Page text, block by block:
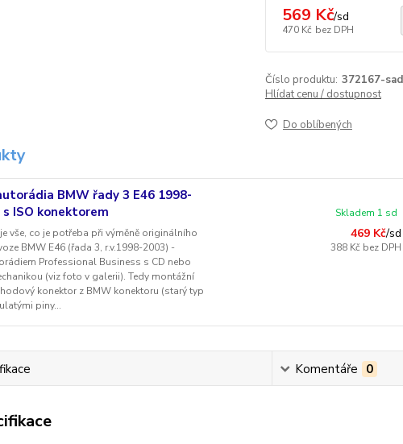
569 Kč/sd
470 Kč bez DPH
Číslo produktu: 372167-
Hlídat cenu / dostupnost
Do oblíbených
BMW řady 3 E46 1998-
ISO konektorem
vše, co je potřeba při výměně originálního
BMW E46 (řada 3, r.v.1998-2003) -
Professional Business s CD nebo
(viz foto v galerii). Tedy montážní
konektor z BMW konektoru (starý typ
piny...
469 Kč/sd
388 Kč bez DPH
Skladem 1 sd
Komentáře 0